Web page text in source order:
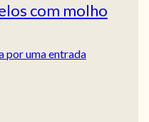
com molho
por uma entrada